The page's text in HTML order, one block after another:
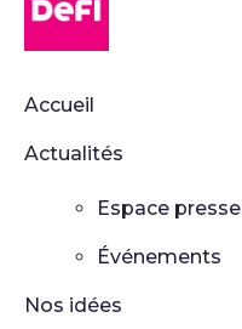
Accueil
Actualités
Espace presse
Événements
Nos idées